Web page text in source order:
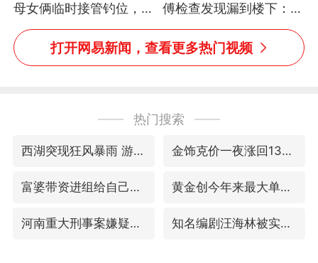
母女俩临时接管钓位，用
玩具鱼竿钓上大鱼
傅检查发现漏到楼下：出
风口未延伸到外墙
打开网易新闻，查看更多热门视频
热门搜索
西湖突现狂风暴雨 游客瞬间被浇透 金饰克价一夜涨回1300元
富婆带资进组给自己硬加60多场吻戏 黄金创今年来最大单周涨幅
河南重大刑事案嫌疑人落网 知名编剧汪海林被实名举报偷税漏税